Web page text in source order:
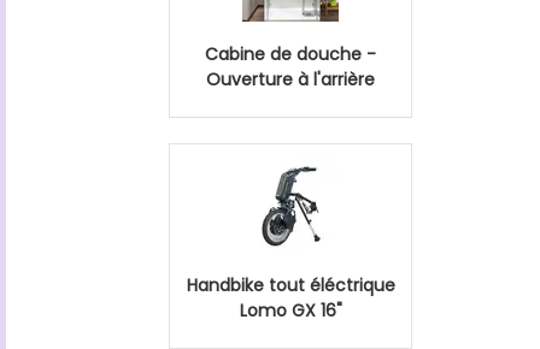
Cabine de douche -
Ouverture à l'arrière
Handbike tout éléctrique
Lomo GX 16"